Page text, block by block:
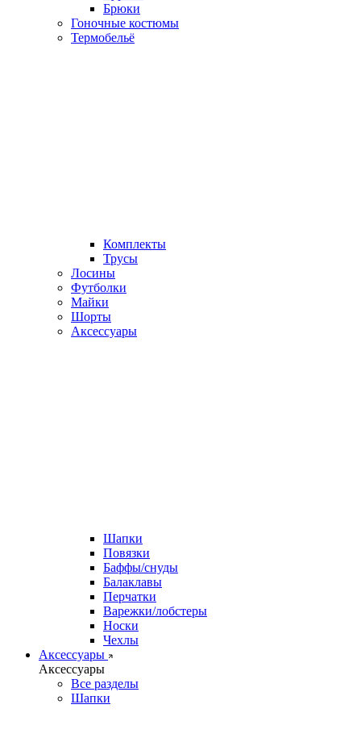
Брюки
Гоночные костюмы
Термобельё
Комплекты
Трусы
Лосины
Футболки
Майки
Шорты
Аксессуары
Шапки
Повязки
Баффы/снуды
Балаклавы
Перчатки
Варежки/лобстеры
Носки
Чехлы
Аксессуары
Аксессуары
Все разделы
Шапки